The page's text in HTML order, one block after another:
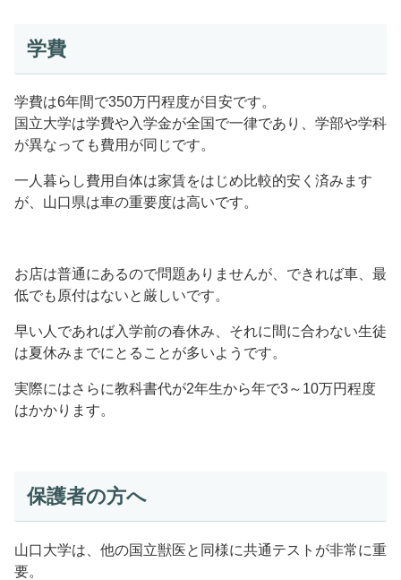
学費
学費は6年間で350万円程度が目安です。
国立大学は学費や入学金が全国で一律であり、学部や学科
が異なっても費用が同じです。
一人暮らし費用自体は家賃をはじめ比較的安く済みます
が、山口県は車の重要度は高いです。
お店は普通にあるので問題ありませんが、できれば車、最
低でも原付はないと厳しいです。
早い人であれば入学前の春休み、それに間に合わない生徒
は夏休みまでにとることが多いようです。
実際にはさらに教科書代が2年生から年で3～10万円程度
はかかります。
保護者の方へ
山口大学は、他の国立獣医と同様に共通テストが非常に重
要。